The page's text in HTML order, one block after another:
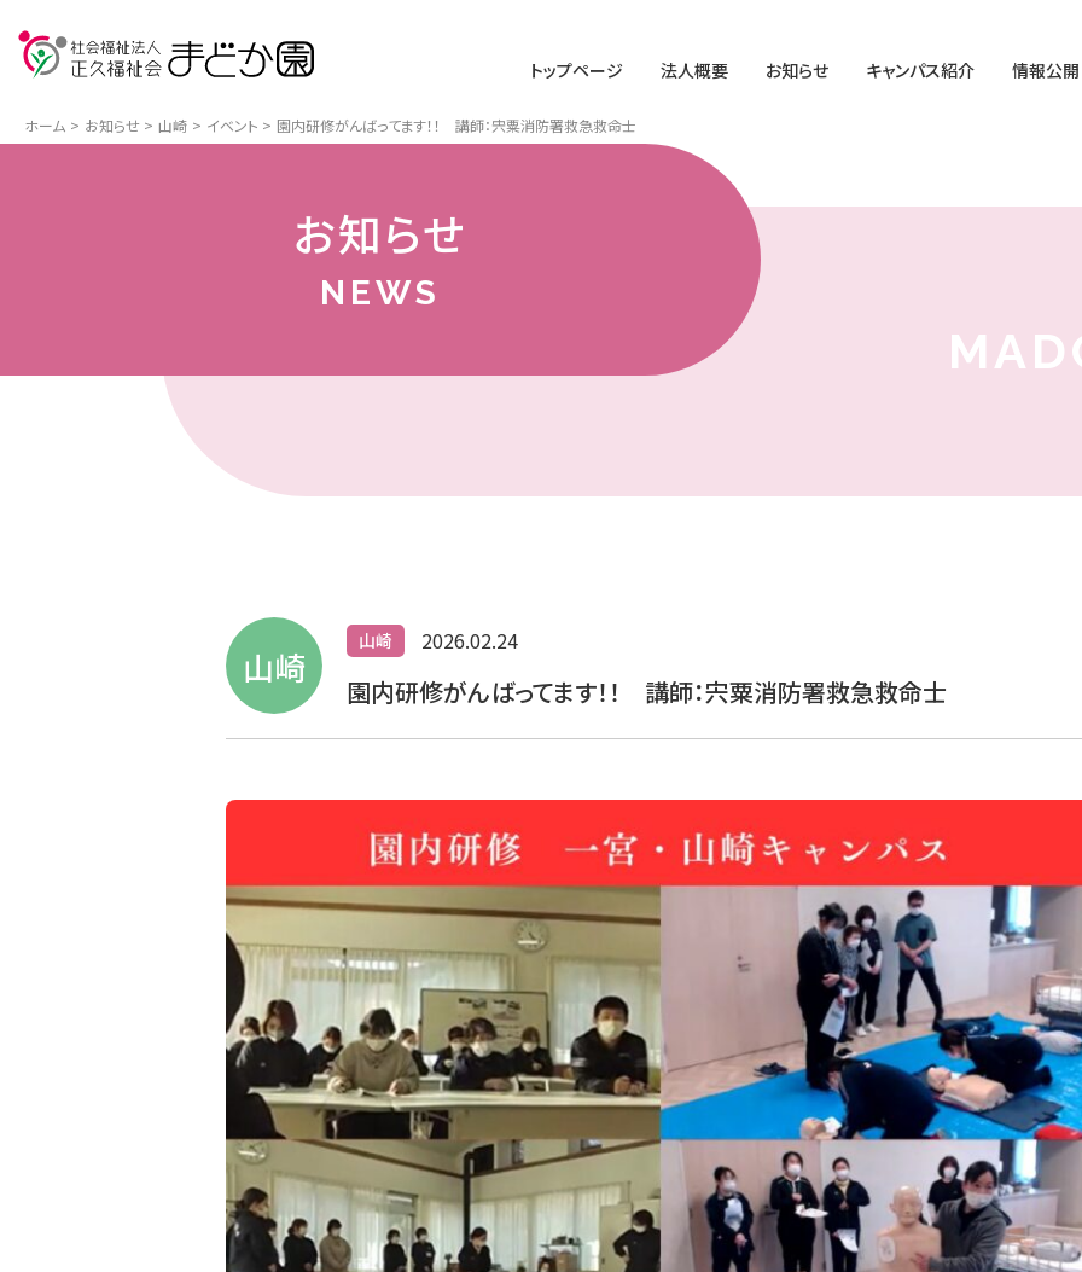
トップページ 法人概要 お知らせ キャンパス紹介 情報公開
ホーム お知らせ 山崎 イベント 園内研修がんばってます！！ 講師：宍粟消防署救急救命士
お知らせ
NEWS
山崎
山崎 2026.02.24
園内研修がんばってます！！ 講師：宍粟消防署救急救命士